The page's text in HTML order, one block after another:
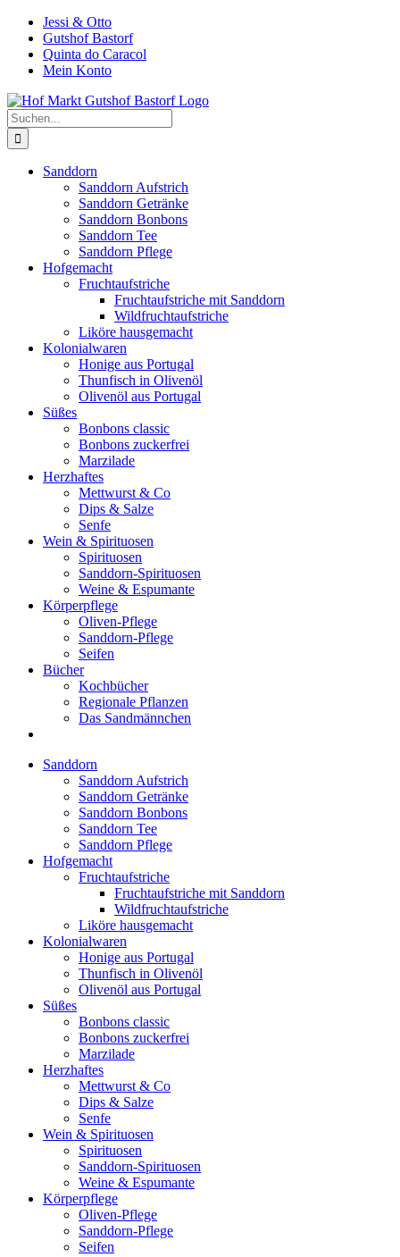
Zum
Inhalt
springen
Jessi & Otto
Gutshof Bastorf
Quinta do Caracol
Mein Konto
Suche
nach:
Sanddorn
Sanddorn Aufstrich
Sanddorn Getränke
Sanddorn Bonbons
Sanddorn Tee
Sanddorn Pflege
Hofgemacht
Fruchtaufstriche
Fruchtaufstriche mit Sanddorn
Wildfruchtaufstriche
Liköre hausgemacht
Kolonialwaren
Honige aus Portugal
Thunfisch in Olivenöl
Olivenöl aus Portugal
Süßes
Bonbons classic
Bonbons zuckerfrei
Marzilade
Herzhaftes
Mettwurst & Co
Dips & Salze
Senfe
Wein & Spirituosen
Spirituosen
Sanddorn-Spirituosen
Weine & Espumante
Körperpflege
Oliven-Pflege
Sanddorn-Pflege
Seifen
Bücher
Kochbücher
Regionale Pflanzen
Das Sandmännchen
Sanddorn
Sanddorn Aufstrich
Sanddorn Getränke
Sanddorn Bonbons
Sanddorn Tee
Sanddorn Pflege
Hofgemacht
Fruchtaufstriche
Fruchtaufstriche mit Sanddorn
Wildfruchtaufstriche
Liköre hausgemacht
Kolonialwaren
Honige aus Portugal
Thunfisch in Olivenöl
Olivenöl aus Portugal
Süßes
Bonbons classic
Bonbons zuckerfrei
Marzilade
Herzhaftes
Mettwurst & Co
Dips & Salze
Senfe
Wein & Spirituosen
Spirituosen
Sanddorn-Spirituosen
Weine & Espumante
Körperpflege
Oliven-Pflege
Sanddorn-Pflege
Seifen